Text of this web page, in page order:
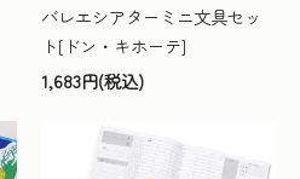
バレエシアターミニ文具セッ
ト[ドン・キホーテ]
1,683円(税込)